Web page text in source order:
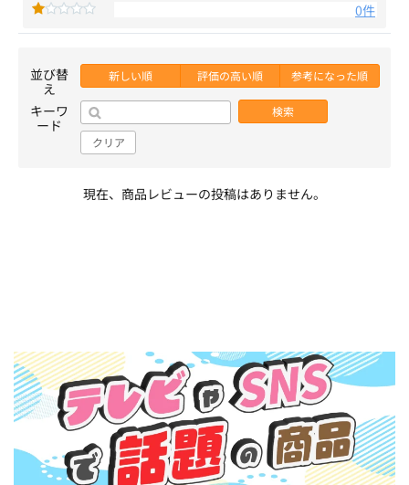
0件
並び替
え
新しい順 評価の高い順 参考になった順
キーワ
ード
検索
クリア
現在、商品レビューの投稿はありません。